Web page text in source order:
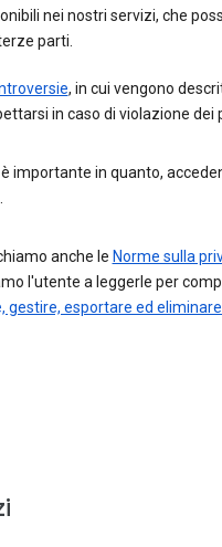
nei nostri servizi, che
parti.
, in cui vengono
in caso di violazione dei
importante in quanto,
anche le Norme sulla
l'utente a leggerle per
gestire, esportare ed